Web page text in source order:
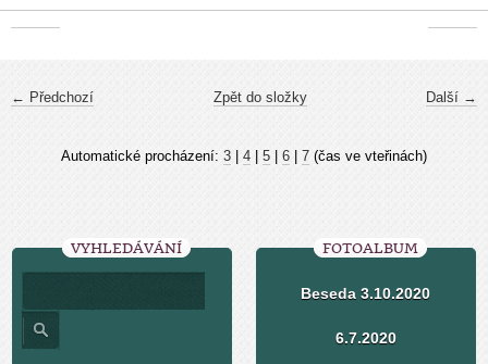
← Předchozí Další →
Zpět do složky
Automatické procházení: 3 4 5 6 7 (čas ve vteřinách)
VYHLEDÁVÁNÍ FOTOALBUM
Beseda 3.10.2020
6.7.2020